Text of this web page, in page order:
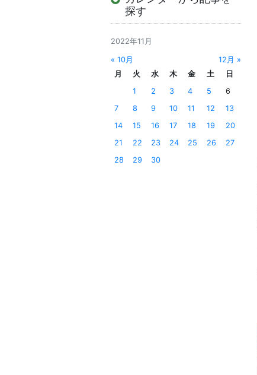
探す
2022年11月
« 10月
12月 »
月
火 水 木 金 土
日
1
2 3 4 5
6
7
8 9 10 11 12
13
14
15 16 17 18 19
20
21
22 23 24 25 26
27
28
29 30